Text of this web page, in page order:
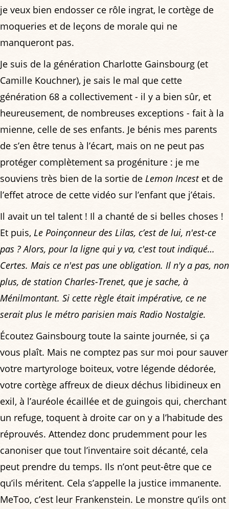
je veux bien endosser ce rôle ingrat, le cortège de
moqueries et de leçons de morale qui ne
manqueront pas.
Je suis de la génération Charlotte Gainsbourg (et
Camille Kouchner), je sais le mal que cette
génération 68 a collectivement - il y a bien sûr, et
heureusement, de nombreuses exceptions - fait à la
mienne, celle de ses enfants. Je bénis mes parents
de s’en être tenus à l’écart, mais on ne peut pas
protéger complètement sa progéniture : je me
souviens très bien de la sortie de Lemon Incestet de
l’effet atroce de cette vidéo sur l’enfant que j’étais.
Il avait un tel talent ! Il a chanté de si belles choses !
Et puis, Le Poinçonneur des Lilas, c’est de lui, n'est-ce
pas ? Alors, pour la ligne qui y va, c'est tout indiqué…
Certes. Mais ce n'est pas une obligation. Il n'y a pas, non
plus, de station Charles-Trenet, que je sache, à
Ménilmontant. Si cette règle était impérative, ce ne
serait plus le métro parisien mais Radio Nostalgie.
Écoutez Gainsbourg toute la sainte journée, si ça
vous plaît. Mais ne comptez pas sur moi pour sauver
votre martyrologe boiteux, votre légende dédorée,
votre cortège affreux de dieux déchus libidineux en
exil, à l’auréole écaillée et de guingois qui, cherchant
un refuge, toquent à droite car on y a l’habitude des
réprouvés. Attendez donc prudemment pour les
canoniser que tout l’inventaire soit décanté, cela
peut prendre du temps. Ils n’ont peut-être que ce
qu’ils méritent. Cela s’appelle la justice immanente.
MeToo, c’est leur Frankenstein. Le monstre qu’ils ont